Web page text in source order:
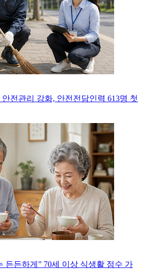
전관리 강화, 안전전담인력 613명 첫
든든하게” 70세 이상 식생활 점수 가